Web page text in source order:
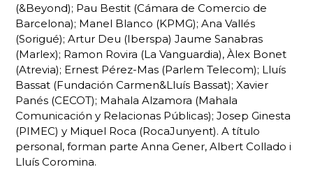
(&Beyond); Pau Bestit (Cámara de Comercio de
Barcelona); Manel Blanco (KPMG); Ana Vallés
(Sorigué); Artur Deu (Iberspa) Jaume Sanabras
(Marlex); Ramon Rovira (La Vanguardia), Àlex Bonet
(Atrevia); Ernest Pérez-Mas (Parlem Telecom); Lluís
Bassat (Fundación Carmen&Lluís Bassat); Xavier
Panés (CECOT); Mahala Alzamora (Mahala
Comunicación y Relacionas Públicas); Josep Ginesta
(PIMEC) y Miquel Roca (RocaJunyent). A título
personal, forman parte Anna Gener, Albert Collado i
Lluís Coromina.